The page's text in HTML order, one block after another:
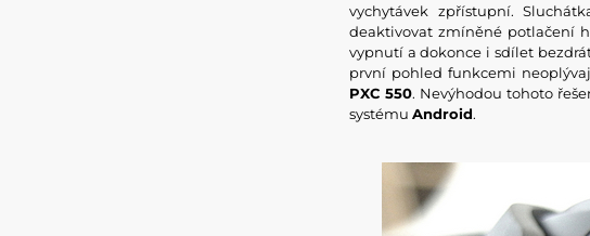
vychytávek zpřístupní.
deaktivovat zmíněné potlačení
vypnutí a dokonce i sdílet
první pohled funkcemi
PXC 550. Nevýhodou tohoto
systému Android.